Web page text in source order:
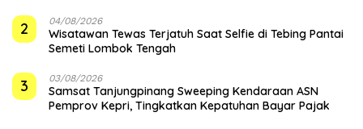
2 04/08/2026
Wisatawan Tewas Terjatuh Saat Selfie di Tebing Pantai
Semeti Lombok Tengah
3 03/08/2026
Samsat Tanjungpinang Sweeping Kendaraan ASN
Pemprov Kepri, Tingkatkan Kepatuhan Bayar Pajak